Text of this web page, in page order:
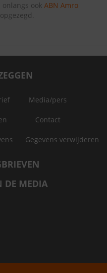
ook ABN Amro
opgezegd.
Media/pers
Contact
Gegevens verwijderen
DE MEDIA